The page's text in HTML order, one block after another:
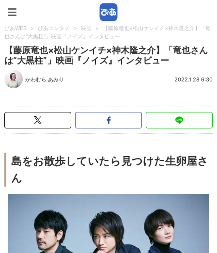
ぴあWEB > ぴあエンタメ > 映画 >
【藤原竜也×松山ケンイチ×神木隆之介】「竜
也さんは“大黒柱”」映画『ノイズ』インタビュー
【藤原竜也×松山ケンイチ×神木隆之介】「竜也さん
は“大黒柱”」映画『ノイズ』インタビュー
かわむら あみり 2022.1.28 6:30
島をお散歩していたら見つけた生卵屋さ
ん